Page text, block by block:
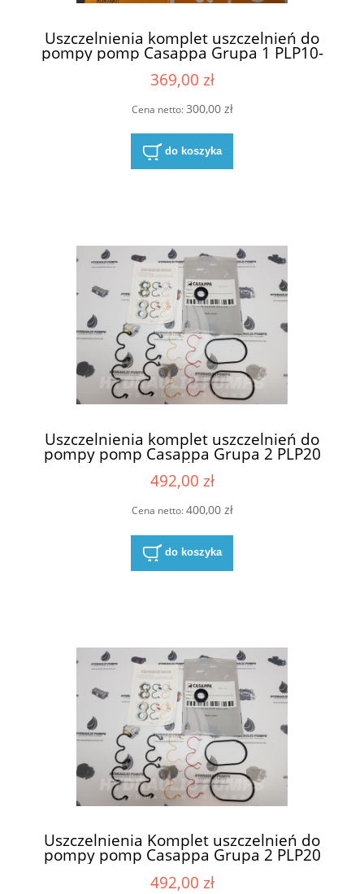
Uszczelnienia komplet uszczelnień do
pompy pomp Casappa Grupa 1 PLP10-
81E1 NBR
369,00 zł
Cena netto:300,00 zł
do koszyka
Uszczelnienia komplet uszczelnień do
pompy pomp Casappa Grupa 2 PLP20
WSP20 przyłącza 82E2
492,00 zł
Cena netto:400,00 zł
do koszyka
Uszczelnienia Komplet uszczelnień do
pompy pomp Casappa Grupa 2 PLP20
62046601
492,00 zł